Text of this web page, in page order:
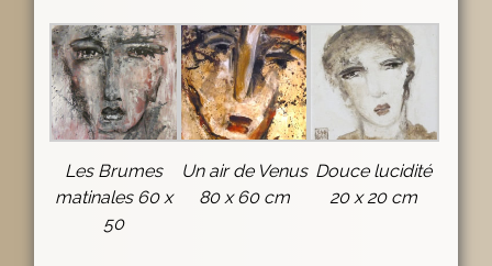
Les Brumes
matinales 60 x
50
Un air de Venus
80 x 60 cm
Douce lucidité
20 x 20 cm